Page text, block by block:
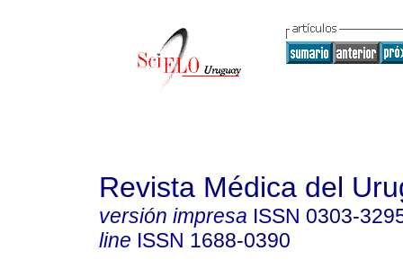
Revista Médica del
versión impresa ISSN 0303-
line ISSN 1688-0390